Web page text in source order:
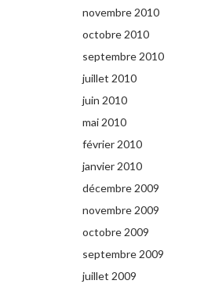
novembre 2010
octobre 2010
septembre 2010
juillet 2010
juin 2010
mai 2010
février 2010
janvier 2010
décembre 2009
novembre 2009
octobre 2009
septembre 2009
juillet 2009